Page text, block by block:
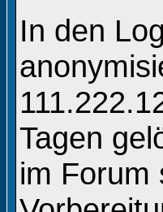
In den
Tagen
im Forum